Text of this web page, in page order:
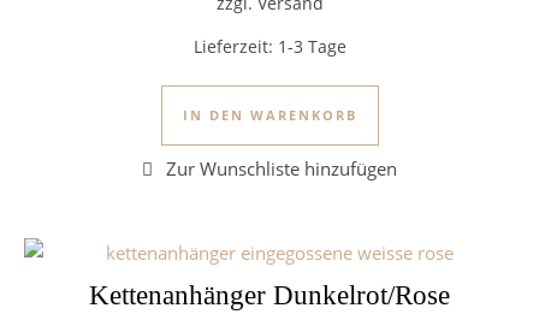
Lieferzeit: 1-3 Tage
IN DEN WARENKORB
Kettenanhänger Dunkelrot/Rose